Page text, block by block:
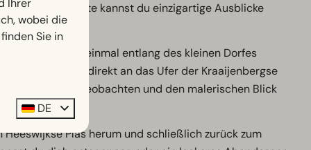
km langen Route kannst du einzigartige Ausblicke
Norden, wo du einmal entlang des kleinen Dorfes
Westen direkt an das Ufer der Kraaijenbergse
Wasservögel beobachten und den malerischen Blick
Plas herum und schließlich zurück zum
wobei die
Sie in
DE